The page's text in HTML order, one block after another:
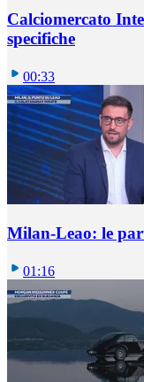
Calciomercato
specifiche
00:33
Milan-Leao: le
01:16